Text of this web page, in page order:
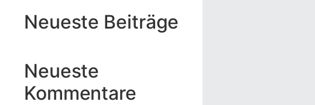
Neueste Beiträge
Neueste
Kommentare